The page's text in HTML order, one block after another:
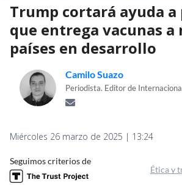
Trump cortará ayuda a
que entrega vacunas a
países en desarrollo
Camilo Suazo
Periodista. Editor de
Miércoles 26 marzo de 2025 | 13:24
Seguimos criterios de
Ética y